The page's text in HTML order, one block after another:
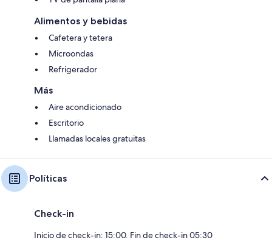
Alimentos y bebidas
Cafetera y tetera
Microondas
Refrigerador
Más
Aire acondicionado
Escritorio
Llamadas locales gratuitas
Políticas
Check-in
Inicio de check-in: 15:00. Fin de check-in 05:30